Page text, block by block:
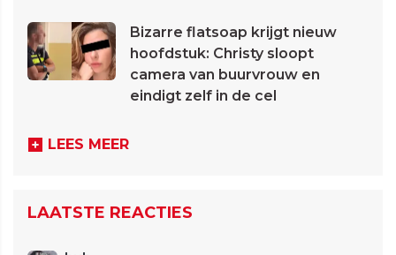
Bizarre flatsoap krijgt nieuw
hoofdstuk: Christy sloopt
camera van buurvrouw en
eindigt zelf in de cel
LEES MEER
LAATSTE REACTIES